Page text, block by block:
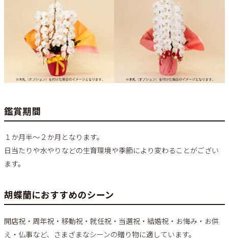
鑑賞期間
１か月半～２か月となります。
日当たりや水やりなどの生育環境や季節により変わることがござい
ます。
胡蝶蘭におすすめのシーン
開店祝・周年祝・移動祝・就任祝・当選祝・結婚祝・お悔み・お供
え・仏事など、さまざまなシーンの贈り物に適しています。